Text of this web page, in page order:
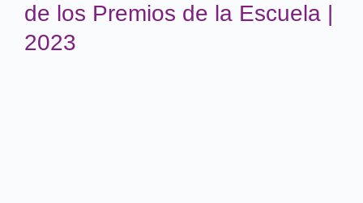
de los Premios de la Escuela |
2023